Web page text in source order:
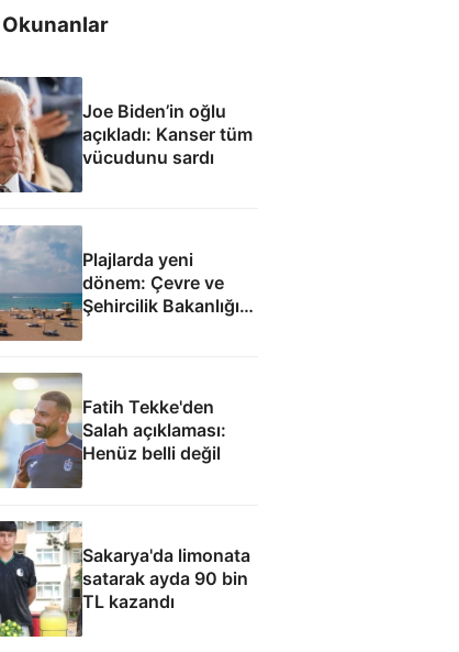
Okunanlar
Joe Biden’in oğlu
açıkladı: Kanser tüm
vücudunu sardı
Plajlarda yeni
dönem: Çevre ve
Şehircilik Bakanlığı
yetkilendirildi
Fatih Tekke'den
Salah açıklaması:
Henüz belli değil
Sakarya'da limonata
satarak ayda 90 bin
TL kazandı